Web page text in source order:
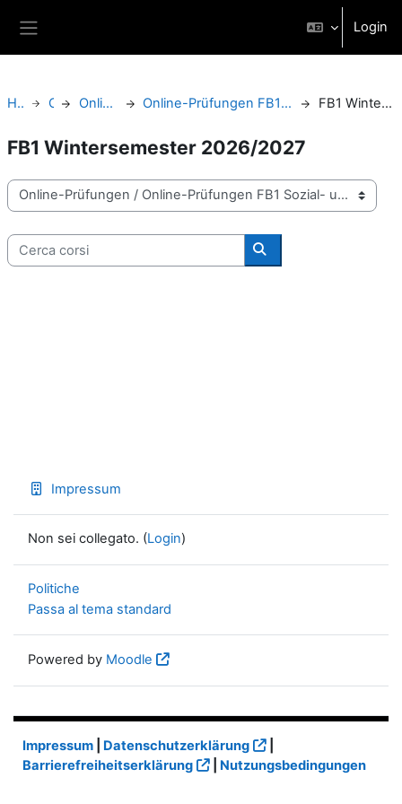
Login
Home Corsi Online-Prüfungen Online-Prüfungen FB1 Sozial- und Bildungswissenschaften FB1 Wintersemester 2026/2027
FB1 Wintersemester 2026/2027
Categorie di corso
Cerca corsi
Cerca corsi
Impressum
Non sei collegato. (Login)
Politiche
Passa al tema standard
Powered by Moodle
Impressum Datenschutzerklärung
Barrierefreiheitserklärung
Nutzungsbedingungen